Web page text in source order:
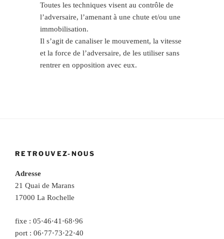
Toutes les techniques visent au contrôle de
l’adversaire, l’amenant à une chute et/ou une
immobilisation.
Il s’agit de canaliser le mouvement, la vitesse
et la force de l’adversaire, de les utiliser sans
rentrer en opposition avec eux.
RETROUVEZ-NOUS
Adresse
21 Quai de Marans
17000 La Rochelle
fixe : 05⋅46⋅41⋅68⋅96
port : 06⋅77⋅73⋅22⋅40